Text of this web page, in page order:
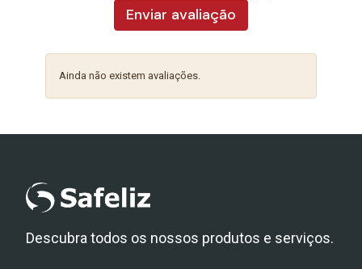
Enviar avaliação
Ainda não existem avaliações.
Descubra todos os nossos produtos e serviços.